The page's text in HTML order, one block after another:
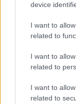
device
I want to
related to
I want to
related to
I want to
related to
Rafael Oliveira · 4 ago
NÃO CLASSIFICADO